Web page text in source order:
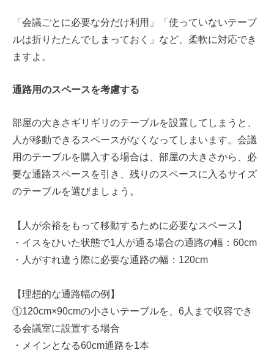
「会議ごとに必要な分だけ利用」「使っていないテーブ
ルは折りたたんでしまっておく」など、柔軟に対応でき
ますよ。
通路用のスペースを考慮する
部屋の大きさギリギリのテーブルを設置してしまうと、
人が移動できるスペースがなくなってしまいます。会議
用のテーブルを購入する場合は、部屋の大きさから、必
要な通路スペースを引き、残りのスペースに入るサイズ
のテーブルを選びましょう。
【人が余裕をもって移動するために必要なスペース】
・イスをひいた状態で1人が通る場合の通路の幅：60cm
・人がすれ違う際に必要な通路の幅：120cm
【理想的な通路幅の例】
①120cm×90cmの小さいテーブルを、6人まで収容でき
る会議室に設置する場合
・メインとなる60cm通路を1本